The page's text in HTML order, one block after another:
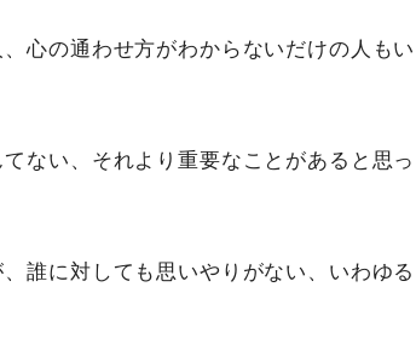
心の通わせ方がわからないだけの人もい
ない、それより重要なことがあると思っ
誰に対しても思いやりがない、いわゆる